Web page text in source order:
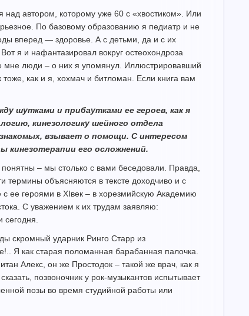
над автором, которому уже 60 с «хвостиком». Или
По базовому образованию я педиатр и не
вперед — здоровье. А с детьми, да и с их
я и нафантазировал вокруг остеохондроза
мне люди – о них я упомянул. Иллюстрировавший
как и я, хохмач и битломан. Если книга вам
шутками и прибаутками ее героев, как я
кинезологику шейного отдела
взывает о помощи. С интересом
кинезотерапии его осложнений.
– мы столько с вами беседовали. Правда,
термины объясняются в тексте доходчиво и с
ее героями в XIвек – в хорезмийскую Академию
С уважением к их трудам заявляю:
скромный ударник Ринго Старр из
Я как старая поломанная барабанная палочка.
Алекс, он же Простодок – такой же врач, как я
позвоночник у рок-музыкантов испытывает
позы во время студийной работы или